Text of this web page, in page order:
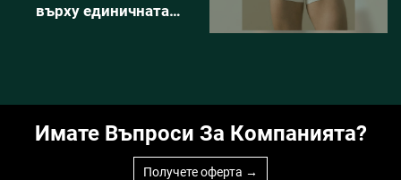
върху единичната
Имате Въпроси За Компанията?
Получете оферта →